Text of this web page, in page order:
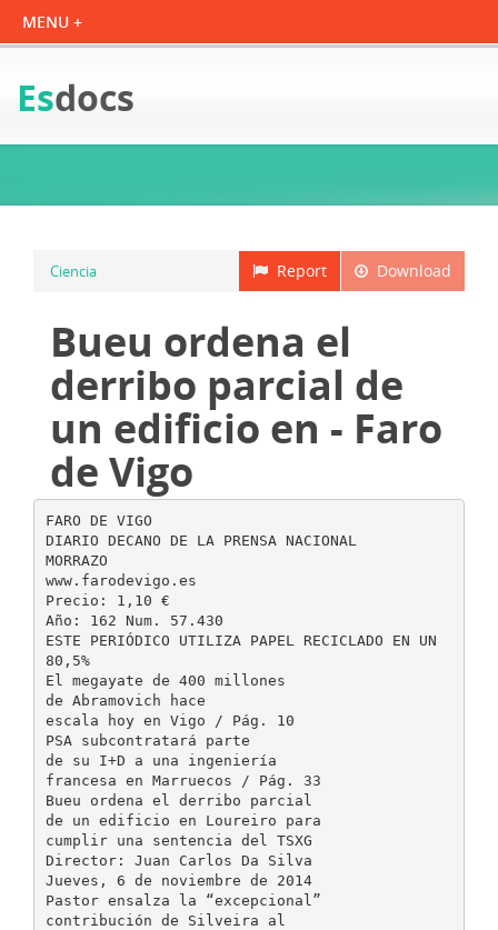
Esdocs
Download
Report
Ciencia
Bueu ordena el
derribo parcial de
un edificio en - Faro
de Vigo
FARO DE VIGO
DIARIO DECANO DE LA PRENSA NACIONAL
MORRAZO
www.farodevigo.es
Precio: 1,10 €
Año: 162 Num. 57.430
ESTE PERIÓDICO UTILIZA PAPEL RECICLADO EN UN
80,5%
El megayate de 400 millones
de Abramovich hace
escala hoy en Vigo / Pág. 10
PSA subcontratará parte
de su I+D a una ingeniería
francesa en Marruecos / Pág. 33
Bueu ordena el derribo parcial
de un edificio en Loureiro para
cumplir una sentencia del TSXG
Director: Juan Carlos Da Silva
Jueves, 6 de noviembre de 2014
Pastor ensalza la “excepcional”
contribución de Silveira al